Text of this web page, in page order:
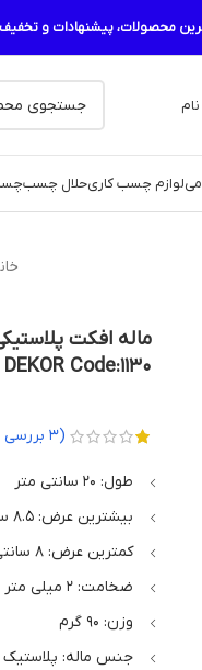
محصولات، پیشنهادات و تخفیف
لوازم چسب کاریحلال چسب
Code:1130
(
3
طول: 20 سانتی متر
بیشترین عرض: 8.5 سانتی متر
کمترین عرض: 8 سانتی متر
ضخامت: 2 میلی متر
وزن: 90 گرم
جنس ماله: پلاستیک